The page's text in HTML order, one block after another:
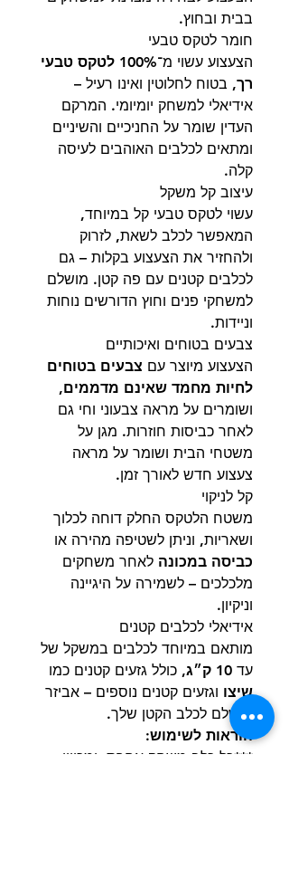
בבית ובחוץ.
חומר לטקס טבעי
הצעצוע עשוי מ־
100% לטקס טבעי
רך, בטוח לחלוטין ואינו רעיל –
אידיאלי למשחק יומיומי. המרקם
העדין שומר על החניכיים והשיניים
ומתאים לכלבים האוהבים לעיסה
קלה.
עיצוב קל משקל
עשוי לטקס טבעי קל במיוחד,
המאפשר לכלב לשאת, לזרוק
ולהחזיר את הצעצוע בקלות – גם
לכלבים קטנים עם פה קטן. מושלם
למשחקי פנים וחוץ הדורשים נוחות
וניידות.
צבעים בטוחים ואיכותיים
הצעצוע מיוצר עם צבעים בטוחים
לחיות מחמד שאינם מדממים,
ושומרים על מראה צבעוני וחי גם
לאחר כביסות חוזרות. מגן על
משטחי הבית ושומר על מראה
צעצוע חדש לאורך זמן.
קל לניקוי
משטח הלטקס החלק דוחה לכלוך
ושאריות, וניתן לשטיפה מהירה או
כביסה במכונה לאחר משחקים
מלכלכים – לשמירה על היגיינה
וניקיון.
אידיאלי לכלבים קטנים
מותאם במיוחד לכלבים במשקל של
עד 10 ק״ג
, כולל גזעים קטנים כמו
שיצו וגזעים קטנים נוספים – אביזר
מושלם לכלב הקטן שלך.
הוראות לשימוש:
***כל כלב משחק אחרת, ומכיוון